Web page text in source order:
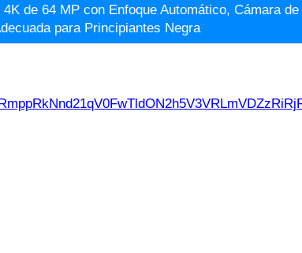
de 64 MP con Enfoque Automático, Cámara
para Principiantes Negra